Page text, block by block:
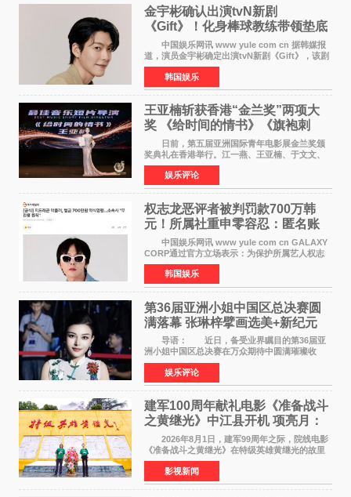
金宇彬确认出演tvN新剧
《Gift》！化身棒球教练带领垫底
球队逆袭
中国娱乐网讯 www yule com cn 据韩媒报
道，演员金宇彬确定出演tvN新剧《Gift》，该剧
预计将于下半年播出，引发观众高度期待。
本剧改编自同名网络漫画，讲述一位经历意外事
故后获得特殊
韩国娱乐
王亚楠斩获香港“金兰奖”两项大
奖 《给时间的情书》《旗袍刺
客》双双获肯定
日前，第五届亚洲国际青年电影展金兰奖颁
奖典礼在香港举行。江一燕、王亚楠、于文文、
李东学等知名演员出席活动。著名演员、导演王
亚楠凭借音乐故事片《给时间的情书》和院线电
影《旗袍刺客》
娱乐评论
权志龙恶评者被判罚款700万韩
元！所属社重申零容忍：匿名账
号也难逃刑责
中国娱乐网讯 www yule com cn GALAXY
CORP通过官方立场表示：为保护所属艺人权志
龙的名誉和权益，将持续对网络上发生的名誉损
害、散布虚假事实、侮辱、恶意诽谤等行为采取
法律应对措施。
韩国娱乐
第36届亚洲小姐中国区总决赛圆
满落幕 张琳梓擘画选美+新纪元
导语： 近日，备受业界瞩目的第36届亚
洲小姐中国区总决赛在万众期待中圆满璀璨收
官。整场盛典汇聚万千芳华，不仅完成了新一届
美丽代言人的加冕选拔，更在行业发展层面带来
颠覆性突破。活动
娱乐评论
建军100周年献礼电影《准备战斗
之黄继光》中江县开机 项亮月：
以光影为笔，书写英雄赞歌
2026年8月1日，建军99周年之际，院线电影
《准备战斗之黄继光》在特级英雄黄继光的故里
——四川省德阳市中江县黄继光出生地正式开
机。本片出品人、总制片人项亮月主持开机仪
式，&zwnj;特级英雄
影视新闻